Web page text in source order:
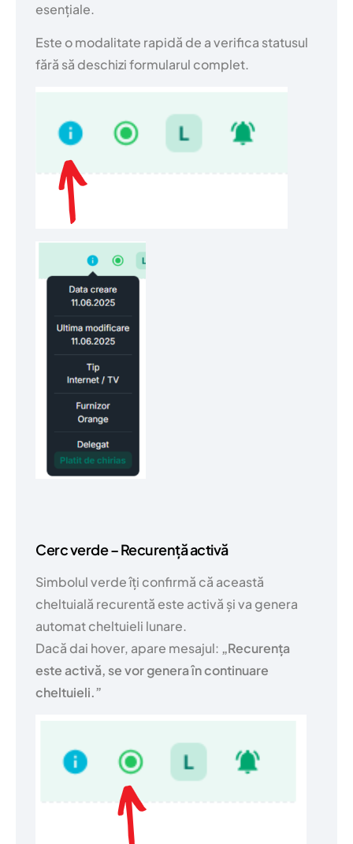
esențiale.
Este o modalitate rapidă de a verifica statusul
fără să deschizi formularul complet.
Cerc verde – Recurență activă
Simbolul verde îți confirmă că această
cheltuială recurentă este activă și va genera
automat cheltuieli lunare.
Dacă dai hover, apare mesajul: „Recurența
este activă, se vor genera în continuare
cheltuieli.”